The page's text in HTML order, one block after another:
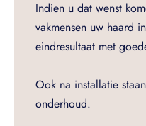
Indien u dat wenst
vakmensen uw haard
eindresultaat met
Ook na installatie
onderhoud.